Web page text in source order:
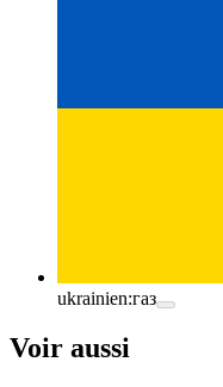
ukrainien:газ
Voir aussi